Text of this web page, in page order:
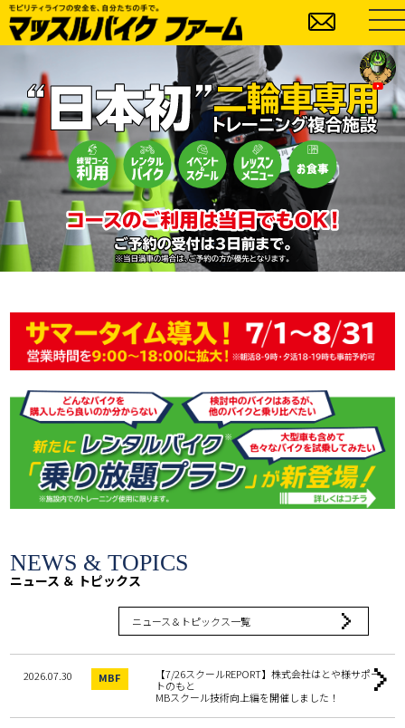
ニュース ＆ トピックス
ニュース＆トピックス一覧
2026.07.30 MBF
【7/26スクールREPORT】株式会社はとや様サポー
トのもと
MBスクール技術向上編を開催しました！